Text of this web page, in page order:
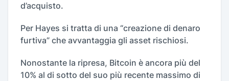
d’acquisto.
Per Hayes si tratta di una “creazione di denaro
furtiva” che avvantaggia gli asset rischiosi.
Nonostante la ripresa, Bitcoin è ancora più del
10% al di sotto del suo più recente massimo di